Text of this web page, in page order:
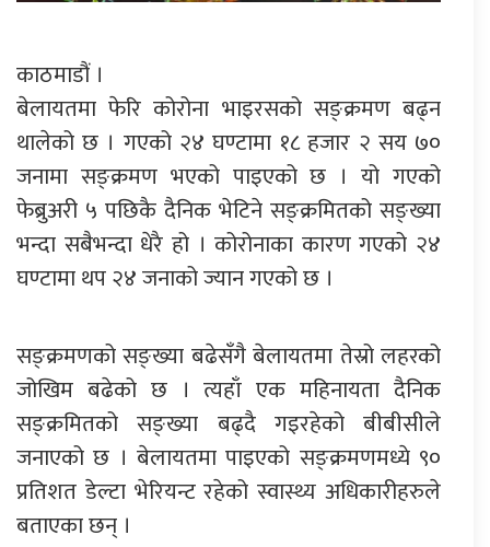
काठमाडौं ।
बेलायतमा फेरि कोरोना भाइरसको सङ्क्रमण बढ्न
थालेको छ । गएको २४ घण्टामा १८ हजार २ सय ७०
जनामा सङ्क्रमण भएको पाइएको छ । यो गएको
फेब्रुअरी ५ पछिकै दैनिक भेटिने सङ्क्रमितको सङ्ख्या
भन्दा सबैभन्दा धेरै हो । कोरोनाका कारण गएको २४
घण्टामा थप २४ जनाको ज्यान गएको छ ।
सङ्क्रमणको सङ्ख्या बढेसँगै बेलायतमा तेस्रो लहरको
जोखिम बढेको छ । त्यहाँ एक महिनायता दैनिक
सङ्क्रमितको सङ्ख्या बढ्दै गइरहेको बीबीसीले
जनाएको छ । बेलायतमा पाइएको सङ्क्रमणमध्ये ९०
प्रतिशत डेल्टा भेरियन्ट रहेको स्वास्थ्य अधिकारीहरुले
बताएका छन् ।